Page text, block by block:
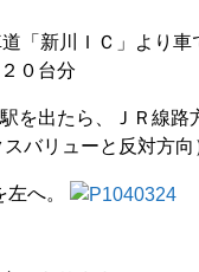
「新川ＩＣ」より車
０台分
を出たら、ＪＲ線路
バリューと反対方向
へ。